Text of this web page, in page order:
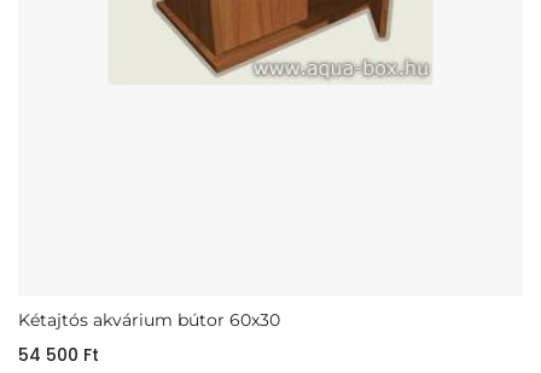
Kétajtós akvárium bútor 60x30
54 500 Ft